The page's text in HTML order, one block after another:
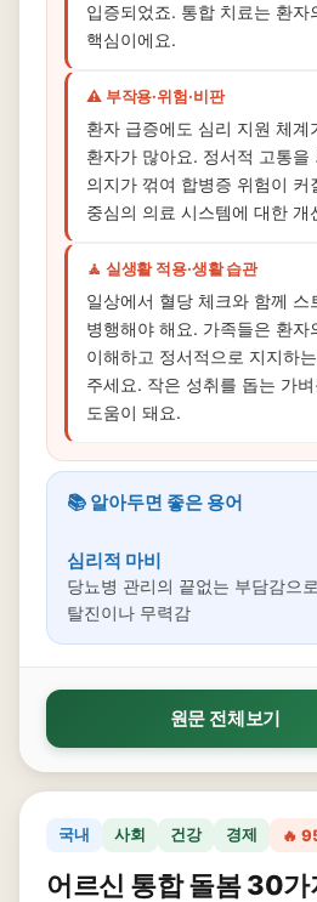
입증되었죠. 통합 치료는 환자
핵심이에요.
⚠️ 부작용·위험·비판
환자 급증에도 심리 지원 체계
환자가 많아요. 정서적 고통을
의지가 꺾여 합병증 위험이 커
중심의 의료 시스템에 대한 개
🧘 실생활 적용·생활 습관
일상에서 혈당 체크와 함께 스
병행해야 해요. 가족들은 환자
이해하고 정서적으로 지지하
주세요. 작은 성취를 돕는 가
도움이 돼요.
📚 알아두면 좋은 용어
심리적 마비
당뇨병 관리의 끝없는 부담감으
탈진이나 무력감
원문 전체보기
국내 사회 건강 경제 🔥
어르신 통합 돌봄 30가